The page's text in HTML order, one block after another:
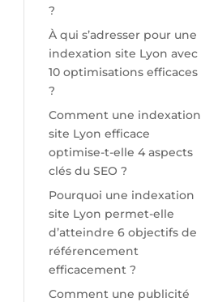
?
À qui s’adresser pour une
indexation site Lyon avec
10 optimisations efficaces
?
Comment une indexation
site Lyon efficace
optimise-t-elle 4 aspects
clés du SEO ?
Pourquoi une indexation
site Lyon permet-elle
d’atteindre 6 objectifs de
référencement
efficacement ?
Comment une publicité